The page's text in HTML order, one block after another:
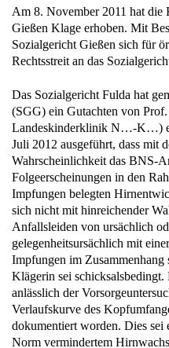
Gießen Klage erhoben. Mit
Sozialgericht Gießen sich für
Rechtsstreit an das
(SGG) ein Gutachten von
Landeskinderklinik N…-K…)
Juli 2012 ausgeführt, dass mit
Wahrscheinlichkeit das BNS-
Folgeerscheinungen in den
Impfungen belegten
sich nicht mit hinreichender
Anfallsleiden von ursächlich
gelegenheitsursächlich mit
Impfungen im
Klägerin sei schicksalsbedingt.
anlässlich der
Verlaufskurve des
dokumentiert worden. Dies sei
Norm vermindertem
Kopfumfanges eines einzelnen